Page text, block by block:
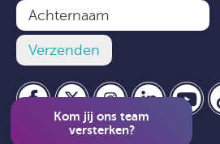
Kom jij ons team
versterken?